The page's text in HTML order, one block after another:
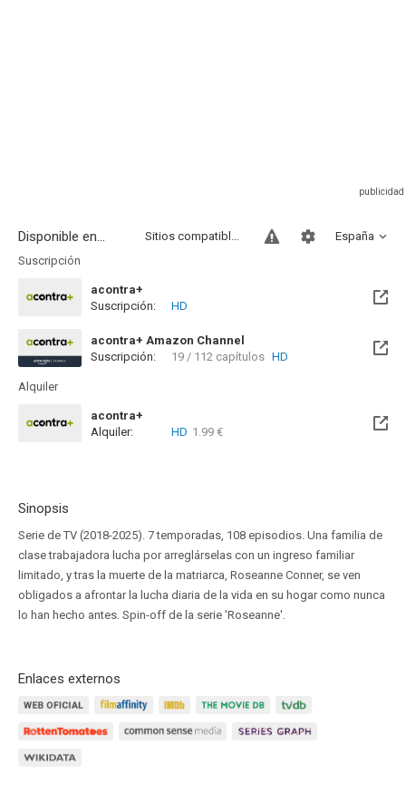
Disponible en... España
Sitios compatibles
Suscripción
acontra+
Suscripción:
HD
acontra+ Amazon Channel
Suscripción:
19 / 112 capítulos HD
Alquiler
acontra+
Alquiler:
HD 1.99 €
Sinopsis
Serie de TV (2018-2025). 7 temporadas, 108 episodios. Una familia de
clase trabajadora lucha por arreglárselas con un ingreso familiar
limitado, y tras la muerte de la matriarca, Roseanne Conner, se ven
obligados a afrontar la lucha diaria de la vida en su hogar como nunca
lo han hecho antes. Spin-off de la serie 'Roseanne'.
Enlaces externos